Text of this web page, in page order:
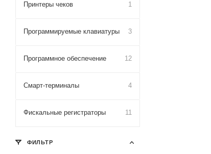
Принтеры чеков 1
Программируемые клавиатуры 3
Программное обеспечение 12
Смарт-терминалы 4
Фискальные регистраторы 11
ФИЛЬТР